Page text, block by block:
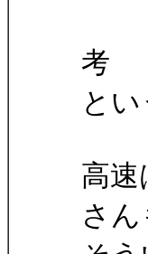
個
考
と
高速
さん